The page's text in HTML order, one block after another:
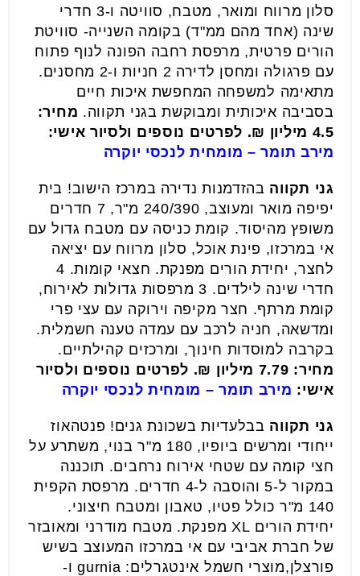
סלון מרווח ומואר, מטבח, סוויטה ו-3 חדרי
שינה (אחד מהם ממ"ד) בקומה השנייה- סוויטת
הורים פרטית, מרפסת רחבה הפונה לנוף פתוח
עם פרגולה ומחסן לדירה 2 חניות ו-2 מחסנים.
מתאימה למשפחה המחפשת איכות חיים
בסביבה איכותית ומבוקשת בגני תקווה. מחיר:
4.5 מיליון ₪. לפרטים נוספים ולסיור אישי:
מירב תומר – מומחית לנכסי יוקרה
גני תקווה בהזדמנות נדירה במרכז הישוב! בית
יפיפה מואר ומעוצב, 240/390 מ"ר, 7 חדרים
משופץ מהיסוד. קומת כניסה עם מטבח גדול עם
אי במרכזו, פינת אוכל, סלון מרווח עם יציאה
לחצר, יחידת הורים מפנקת. חצאי קומות. 4
חדרי שינה לילדים. 3 מרפסות גדולות לאירוח,
קומת מרתף. חצר מקיפה וירוקה עם עצי פרי
ומדשאה, חניה לרכב עם עמדה טענה חשמלית.
בקרבה למוסדות חינוך, ומרכזים קהילתיים.
מחיר: 7.79 מיליון ₪. לפרטים נוספים ולסיור
אישי: מירב תומר – מומחית לנכסי יוקרה
גני תקווה בבלעדיות בשכונת גנים! פנטהאוז
ייחודי ומרשים ביופיו, 180 מ"ר בנוי, משתרע על
חצי קומה עם שטחי אירוח נרחבים. תוכננה
במקור ל-5 והוסבה ל-4 חדרים. מרפסת הקפית
140 מ"ר כולל פטיו, טאבון ומטבח חיצוני.
יחידת הורים XL מפנקת. מטבח מודרני ומאובזר
של חברת אביבי עם אי במרכזו המעוצב בשיש
פורצלן,מוצרי חשמל אינטגרלים: gurnia ו-